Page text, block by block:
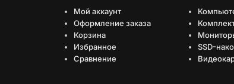
Мой аккаунт
Оформление заказа
Корзина
Избранное
Сравнение
SSD-